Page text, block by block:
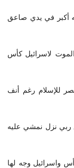
أكبر في يدي صاعق
لاسرائيل كأس
للإسلام رغم أنف
ربي نزل نمشي عليه
واسرائيل وجه لها